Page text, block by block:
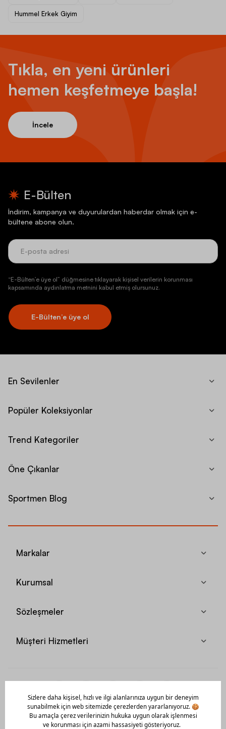
Hummel Erkek Giyim
Tıkla, en yeni ürünleri
hemen keşfetmeye başla!
İncele
E-Bülten
İndirim, kampanya ve duyurulardan haberdar olmak için e-
bültene abone olun.
“E-Bülten’e üye ol” düğmesine tıklayarak kişisel verilerin korunması
kapsamında aydınlatma metnini kabul etmiş olursunuz.
E-Bülten’e üye ol
En Sevilenler
Popüler Koleksiyonlar
Trend Kategoriler
Öne Çıkanlar
Sportmen Blog
Markalar
Kurumsal
Sözleşmeler
Müşteri Hizmetleri